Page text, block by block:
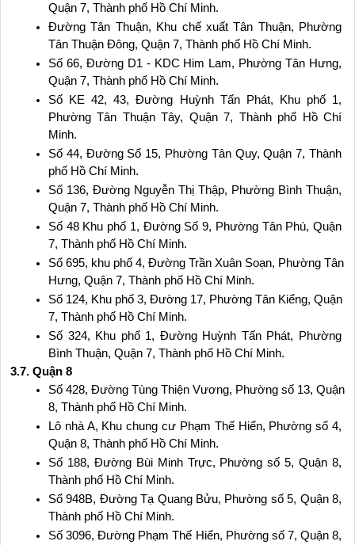
Quận 7, Thành phố Hồ Chí Minh.
Đường Tân Thuận, Khu chế xuất Tân Thuận, Phường
Tân Thuận Đông, Quận 7, Thành phố Hồ Chí Minh.
Số 66, Đường D1 - KDC Him Lam, Phường Tân Hưng,
Quận 7, Thành phố Hồ Chí Minh.
Số KE 42, 43, Đường Huỳnh Tấn Phát, Khu phố 1,
Phường Tân Thuận Tây, Quận 7, Thành phố Hồ Chí
Minh.
Số 44, Đường Số 15, Phường Tân Quy, Quận 7, Thành
phố Hồ Chí Minh.
Số 136, Đường Nguyễn Thị Thập, Phường Bình Thuận,
Quận 7, Thành phố Hồ Chí Minh.
Số 48 Khu phố 1, Đường Số 9, Phường Tân Phú, Quận
7, Thành phố Hồ Chí Minh.
Số 695, khu phố 4, Đường Trần Xuân Soạn, Phường Tân
Hưng, Quận 7, Thành phố Hồ Chí Minh.
Số 124, Khu phố 3, Đường 17, Phường Tân Kiểng, Quận
7, Thành phố Hồ Chí Minh.
Số 324, Khu phố 1, Đường Huỳnh Tấn Phát, Phường
Bình Thuận, Quận 7, Thành phố Hồ Chí Minh.
3.7. Quận 8
Số 428, Đường Tùng Thiện Vương, Phường số 13, Quận
8, Thành phố Hồ Chí Minh.
Lô nhà A, Khu chung cư Phạm Thế Hiển, Phường số 4,
Quận 8, Thành phố Hồ Chí Minh.
Số 188, Đường Bùi Minh Trực, Phường số 5, Quận 8,
Thành phố Hồ Chí Minh.
Số 948B, Đường Tạ Quang Bửu, Phường số 5, Quận 8,
Thành phố Hồ Chí Minh.
Số 3096, Đường Phạm Thế Hiển, Phường số 7, Quận 8,